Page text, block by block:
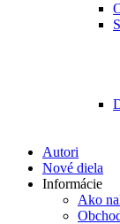
Autori
Nové diela
Informácie
Ako